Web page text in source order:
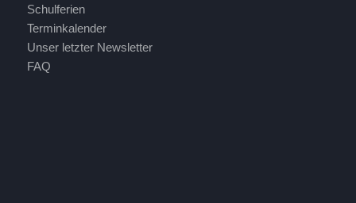
Schulferien
Terminkalender
Unser letzter Newsletter
FAQ